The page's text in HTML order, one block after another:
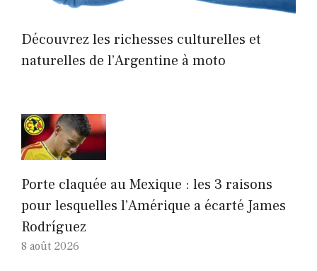
Découvrez les richesses culturelles et
naturelles de l’Argentine à moto
Porte claquée au Mexique : les 3 raisons
pour lesquelles l’Amérique a écarté James
Rodríguez
8 août 2026